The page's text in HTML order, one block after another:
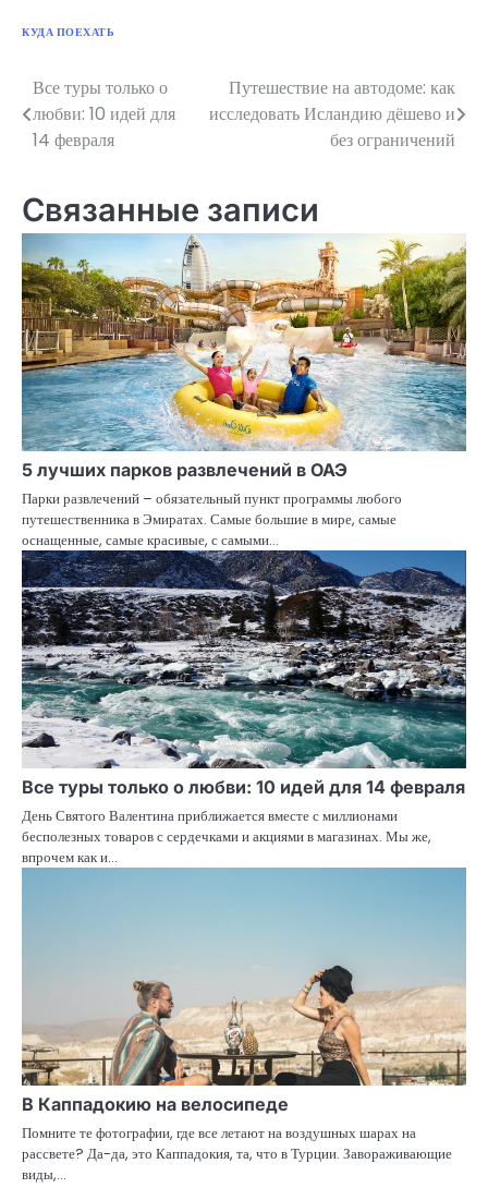
КУДА ПОЕХАТЬ
Навигация
по
Все туры только о
любви: 10 идей для
14 февраля
Путешествие на автодоме: как
исследовать Исландию дёшево и
без ограничений
Связанные записи
5 лучших парков развлечений в ОАЭ
Парки развлечений – обязательный пункт программы любого
путешественника в Эмиратах. Самые большие в мире, самые
оснащенные, самые красивые, с самыми…
Все туры только о любви: 10 идей для 14 февраля
День Святого Валентина приближается вместе с миллионами
бесполезных товаров с сердечками и акциями в магазинах. Мы же,
впрочем как и…
В Каппадокию на велосипеде
Помните те фотографии, где все летают на воздушных шарах на
рассвете? Да-да, это Каппадокия, та, что в Турции. Завораживающие
виды,…